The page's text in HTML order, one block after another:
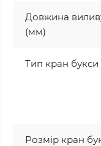
Довжина
(мм)
Тип кран букси
Розмір кран